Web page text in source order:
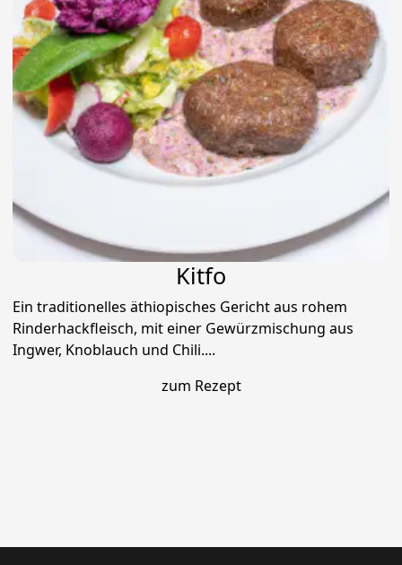
Kitfo
Ein traditionelles äthiopisches Gericht aus rohem
Rinderhackfleisch, mit einer Gewürzmischung aus
Ingwer, Knoblauch und Chili....
zum Rezept